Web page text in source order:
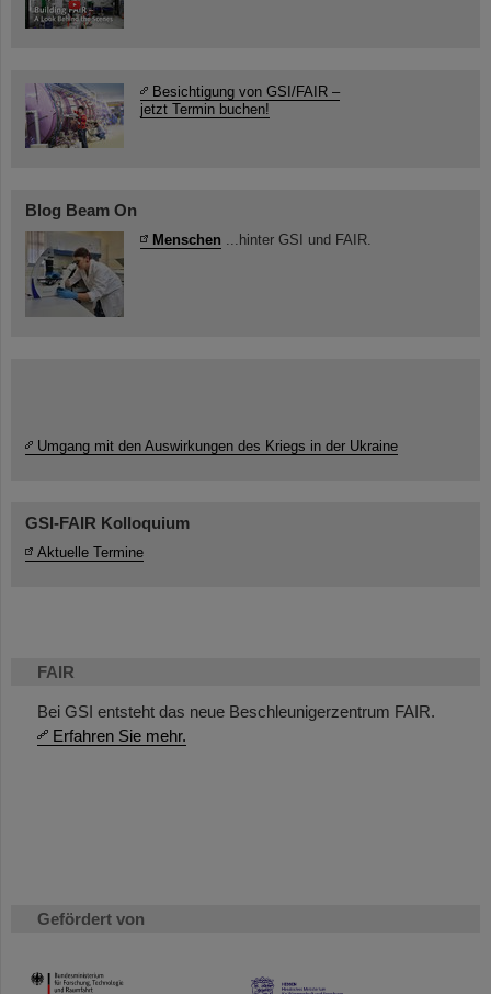
FAIR
Bei GSI entsteht das neue Beschleunigerzentrum FAIR.
Erfahren Sie mehr.
Gefördert von
HMWK
Besichtigung von GSI/FAIR –
jetzt Termin buchen!
Blog Beam On
Menschen ...hinter GSI und FAIR.
Umgang mit den Auswirkungen des Kriegs in der Ukraine
GSI-FAIR Kolloquium
Aktuelle Termine